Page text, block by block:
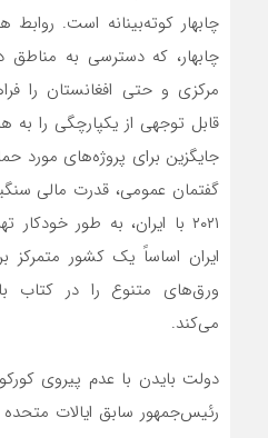
چابهار کوته‌بینانه است. روابط
چابهار، که دسترسی به مناطق
مرکزی و حتی افغانستان را
قابل توجهی از یکپارچگی را به
جایگزین برای پروژه‌های مورد
گفتمان عمومی، قدرت مالی
۲۰۲۱ با ایران، به طور
ایران اساساً یک کشور متمرکز
ورق‌های متنوع را در کتاب
می‌کند.
دولت بایدن با عدم پیروی
رئیس‌جمهور سابق ایالات